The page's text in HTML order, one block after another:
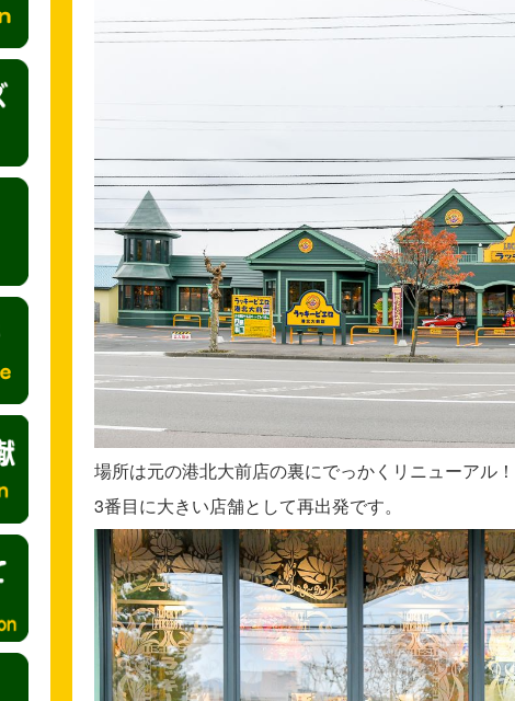
場所は元の港北大前店の裏にでっかくリニューアル
3番目に大きい店舗として再出発です。